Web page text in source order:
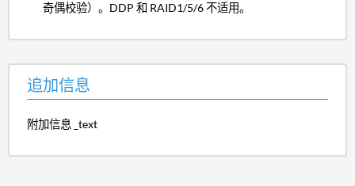
奇偶校验）。DDP 和 RAID1/5/6 不适用。
追加信息
附加信息 _text